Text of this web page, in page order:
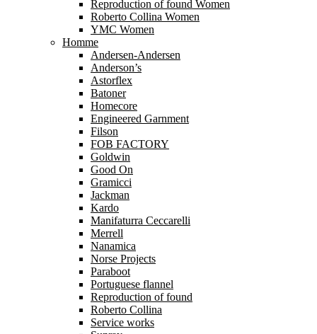
Reproduction of found Women
Roberto Collina Women
YMC Women
Homme
Andersen-Andersen
Anderson’s
Astorflex
Batoner
Homecore
Engineered Garnment
Filson
FOB FACTORY
Goldwin
Good On
Gramicci
Jackman
Kardo
Manifaturra Ceccarelli
Merrell
Nanamica
Norse Projects
Paraboot
Portuguese flannel
Reproduction of found
Roberto Collina
Service works